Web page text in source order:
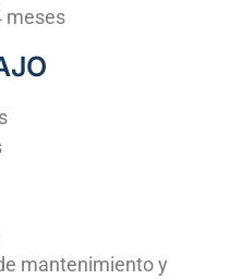
meses
mantenimiento y